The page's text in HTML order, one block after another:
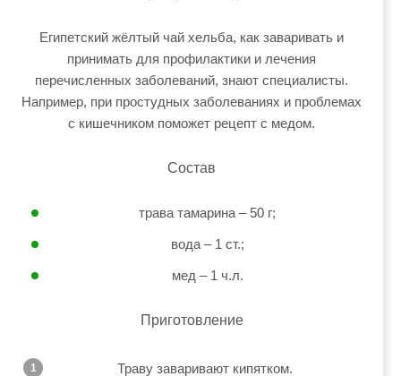
Египетский жёлтый чай хельба, как заваривать и
принимать для профилактики и лечения
перечисленных заболеваний, знают специалисты.
Например, при простудных заболеваниях и проблемах
с кишечником поможет рецепт с медом.
Состав
трава тамарина – 50 г;
вода – 1 ст.;
мед – 1 ч.л.
Приготовление
Траву заваривают кипятком.